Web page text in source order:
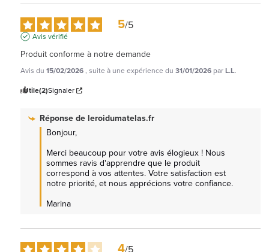
5/5
Avis vérifié
Produit conforme à notre demande
Avis du 15/02/2026, suite à une expérience du 31/01/2026 parL.L.
Utile(2)Signaler
Réponse deleroidumatelas.fr
Bonjour,
Merci beaucoup pour votre avis élogieux ! Nous
sommes ravis d'apprendre que le produit
correspond à vos attentes. Votre satisfaction est
notre priorité, et nous apprécions votre confiance.
Marina